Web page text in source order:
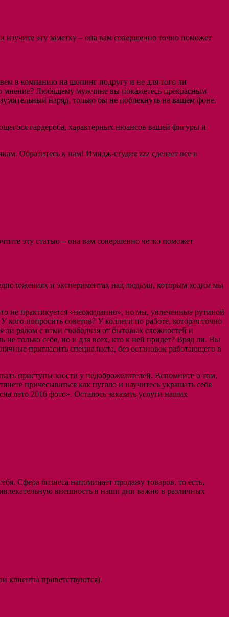
эту заметку – она вам совершенно точно поможет
в компанию на шопинг подругу и не для того ли
мнение? Любящему мужчине вы покажетесь прекрасным
наряд, только бы не поблекнуть на вашем фоне.
гардероба, характерных нюансов вашей фигуры и
Обратитесь к нам! Имидж-студия zzz сделает все в
эту статью – она вам совершенно четко поможет
и экспериментах над людьми, которым ходим мы
не практикуется «неожиданно», но мы, увлеченные рутиной
попросить советов? У коллеги по работе, которая точно
рядом с вами свободная от бытовых сложностей и
только себе, но и для всех, кто к ней придет? Вряд ли. Вы
пригласить специалиста, без остановок работающего в
приступы злости у недоброжелателей. Вспомните о том,
причесываться как пугало и научитесь украшать себя
лето 2016 фото». Осталось заказать услуги наших
Сфера бизнеса напоминает продажу товаров, то есть,
внешность в наши дни важно в различных
клиенты приветствуются).